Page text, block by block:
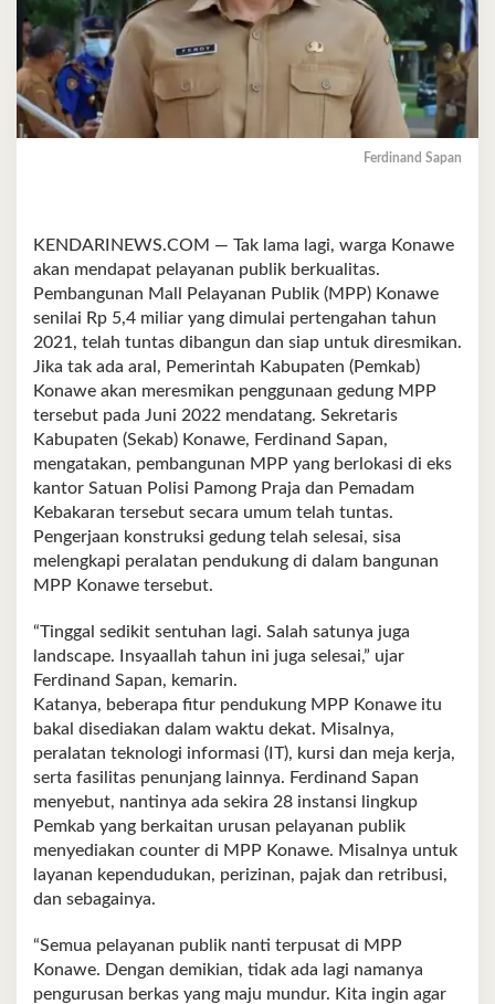
Ferdinand Sapan
KENDARINEWS.COM — Tak lama lagi, warga Konawe
akan mendapat pelayanan publik berkualitas.
Pembangunan Mall Pelayanan Publik (MPP) Konawe
senilai Rp 5,4 miliar yang dimulai pertengahan tahun
2021, telah tuntas dibangun dan siap untuk diresmikan.
Jika tak ada aral, Pemerintah Kabupaten (Pemkab)
Konawe akan meresmikan penggunaan gedung MPP
tersebut pada Juni 2022 mendatang. Sekretaris
Kabupaten (Sekab) Konawe, Ferdinand Sapan,
mengatakan, pembangunan MPP yang berlokasi di eks
kantor Satuan Polisi Pamong Praja dan Pemadam
Kebakaran tersebut secara umum telah tuntas.
Pengerjaan konstruksi gedung telah selesai, sisa
melengkapi peralatan pendukung di dalam bangunan
MPP Konawe tersebut.
“Tinggal sedikit sentuhan lagi. Salah satunya juga
landscape. Insyaallah tahun ini juga selesai,” ujar
Ferdinand Sapan, kemarin.
Katanya, beberapa fitur pendukung MPP Konawe itu
bakal disediakan dalam waktu dekat. Misalnya,
peralatan teknologi informasi (IT), kursi dan meja kerja,
serta fasilitas penunjang lainnya. Ferdinand Sapan
menyebut, nantinya ada sekira 28 instansi lingkup
Pemkab yang berkaitan urusan pelayanan publik
menyediakan counter di MPP Konawe. Misalnya untuk
layanan kependudukan, perizinan, pajak dan retribusi,
dan sebagainya.
“Semua pelayanan publik nanti terpusat di MPP
Konawe. Dengan demikian, tidak ada lagi namanya
pengurusan berkas yang maju mundur. Kita ingin agar